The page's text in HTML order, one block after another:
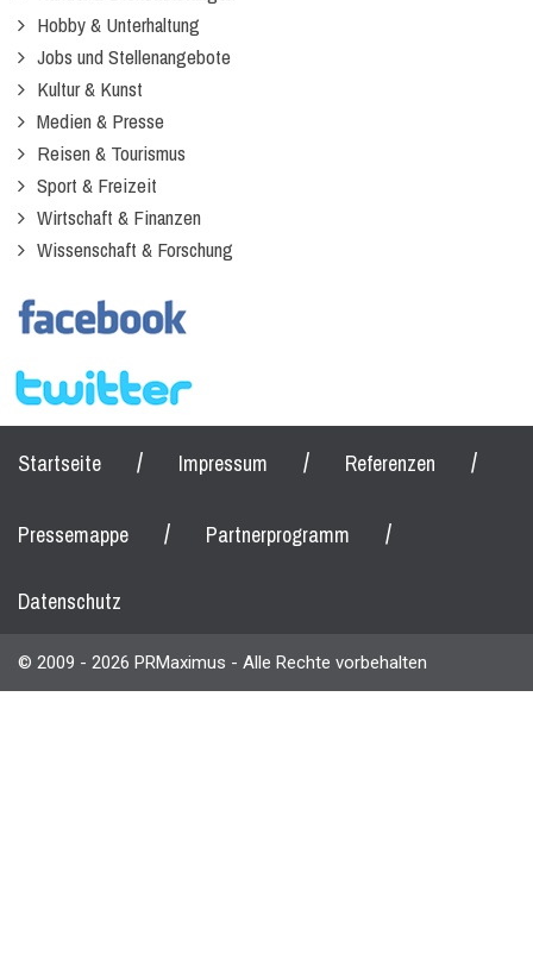
Hobby & Unterhaltung
Jobs und Stellenangebote
Kultur & Kunst
Medien & Presse
Reisen & Tourismus
Sport & Freizeit
Wirtschaft & Finanzen
Wissenschaft & Forschung
Startseite / Impressum / Referenzen /
Pressemappe / Partnerprogramm /
Datenschutz
© 2009 - 2026 PRMaximus - Alle Rechte vorbehalten